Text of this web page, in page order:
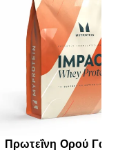
Πρωτεΐνη Ορού